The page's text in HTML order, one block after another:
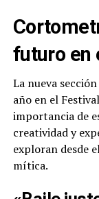
futuro en
La nueva
año en el
importancia de
creatividad y
exploran desde
mítica.